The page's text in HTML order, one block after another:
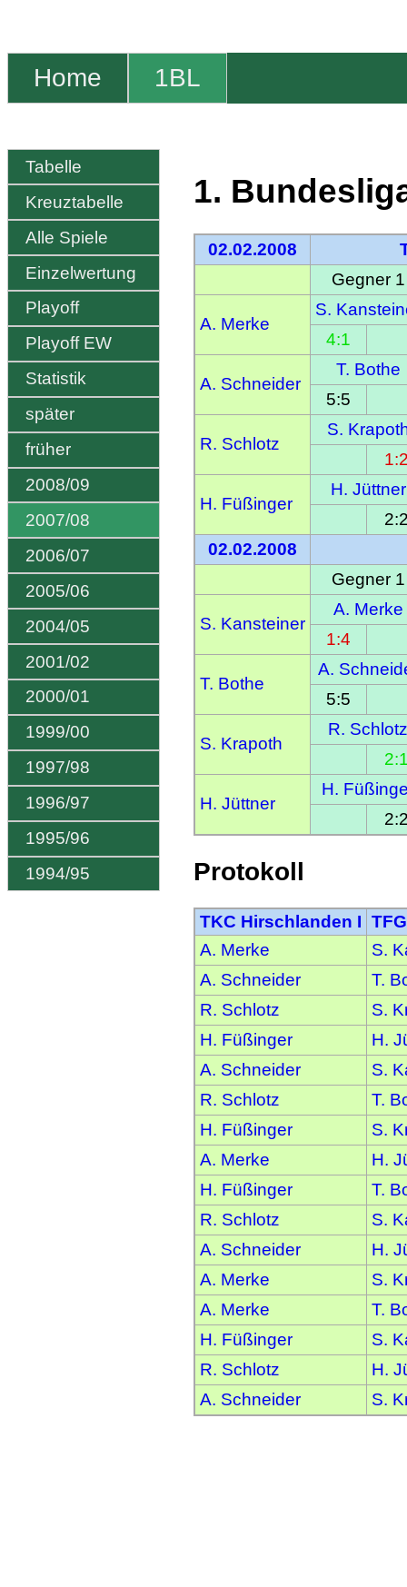
Home 1BL
Tabelle
Kreuztabelle
Alle Spiele
Einzelwertung
Playoff
Playoff EW
Statistik
später
früher
2008/09
2007/08
2006/07
2005/06
2004/05
2001/02
2000/01
1999/00
1997/98
1996/97
1995/96
1994/95
1.
02.02.2008
Gegner 1
A. Merke
S.
4:1
A. Schneider
T. Bothe
5:5
R. Schlotz
S.
H. Füßinger
H. Jüttner
02.02.2008
Gegner 1
S. Kansteiner
A. Merke
1:4
T. Bothe
A.
5:5
S. Krapoth
R.
H. Jüttner
H.
Protokoll
TKC Hirschlanden I
A. Merke
S.
A. Schneider
T.
R. Schlotz
S.
H. Füßinger
H.
A. Schneider
S.
R. Schlotz
T.
H. Füßinger
S.
A. Merke
H.
H. Füßinger
T.
R. Schlotz
S.
A. Schneider
H.
A. Merke
S.
A. Merke
T.
H. Füßinger
S.
R. Schlotz
H.
A. Schneider
S.